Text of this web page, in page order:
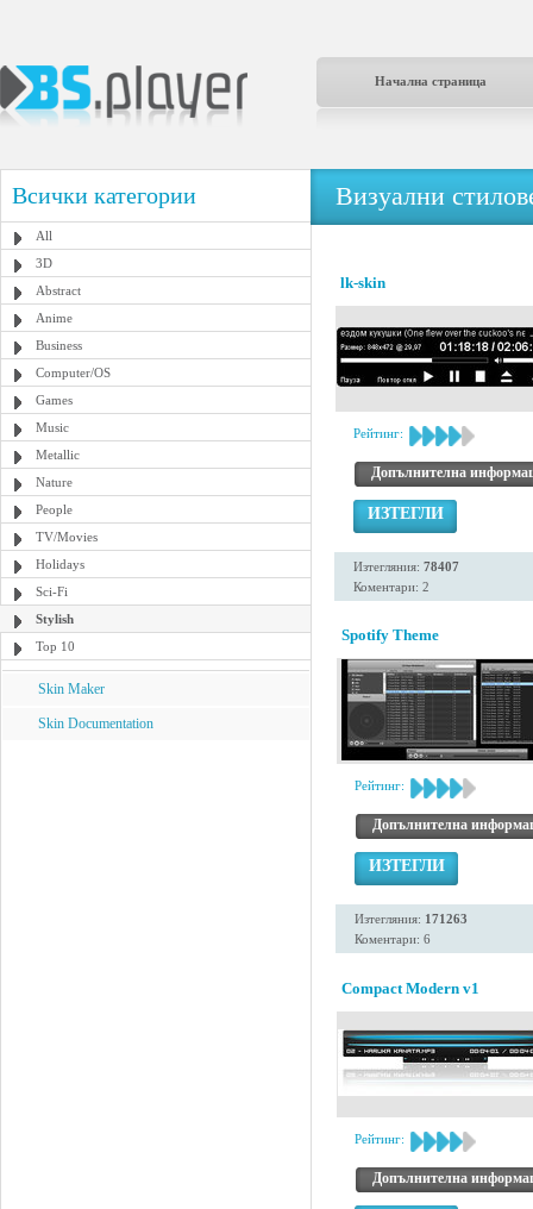
Начална страница
Всички категории
All
3D
Abstract
Anime
Business
Computer/OS
Games
Music
Metallic
Nature
People
TV/Movies
Holidays
Sci-Fi
Stylish
Top 10
Skin Maker
Skin Documentation
Визуални
lk-skin
Рейтинг:
Допълнителна
ИЗТЕГЛИ
Изтегляния: 78407
Коментари: 2
Spotify Theme
Рейтинг:
Допълнителна
ИЗТЕГЛИ
Изтегляния: 171263
Коментари: 6
Compact Modern v1
Рейтинг:
Допълнителна